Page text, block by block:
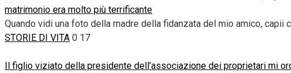
matrimonio era molto più terrificante
Quando vidi una foto della madre della fidanzata del mio amico, capii
STORIE DI VITA 0 17
Il figlio viziato della presidente dell’associazione dei proprietari mi